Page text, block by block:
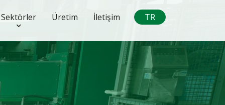
Sektörler Üretim İletişim TR